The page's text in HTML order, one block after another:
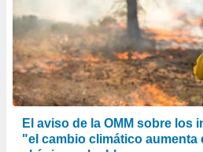
El aviso de la OMM sobre los
"el cambio climático aumenta